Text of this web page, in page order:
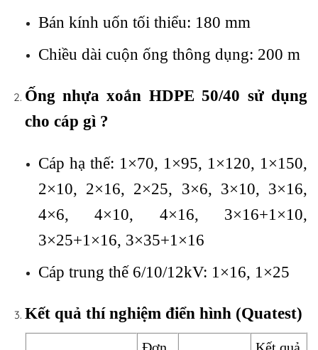
Bán kính uốn tối thiểu: 180 mm
Chiều dài cuộn ống thông dụng: 200 m
Ống nhựa xoắn HDPE 50/40 sử dụng
cho cáp gì ?
Cáp hạ thế: 1×70, 1×95, 1×120, 1×150,
2×10, 2×16, 2×25, 3×6, 3×10, 3×16,
4×6, 4×10, 4×16, 3×16+1×10,
3×25+1×16, 3×35+1×16
Cáp trung thế 6/10/12kV: 1×16, 1×25
Kết quả thí nghiệm điển hình (Quatest)
Đơn
Kết quả